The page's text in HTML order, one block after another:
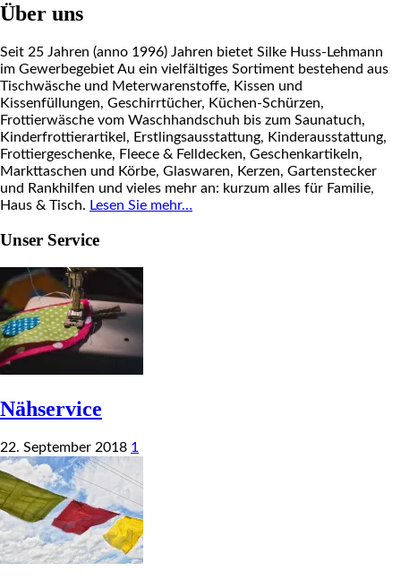
Über uns
Seit 25 Jahren (anno 1996) Jahren bietet Silke Huss-Lehmann
im Gewerbegebiet Au ein vielfältiges Sortiment bestehend aus
Tischwäsche und Meterwarenstoffe, Kissen und
Kissenfüllungen, Geschirrtücher, Küchen-Schürzen,
Frottierwäsche vom Waschhandschuh bis zum Saunatuch,
Kinderfrottierartikel, Erstlingsausstattung, Kinderausstattung,
Frottiergeschenke, Fleece & Felldecken, Geschenkartikeln,
Markttaschen und Körbe, Glaswaren, Kerzen, Gartenstecker
und Rankhilfen und vieles mehr an: kurzum alles für Familie,
Haus & Tisch. Lesen Sie mehr…
Unser Service
Nähservice
22. September 2018 1